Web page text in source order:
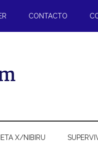
CONTACTO
X/NIBIRU